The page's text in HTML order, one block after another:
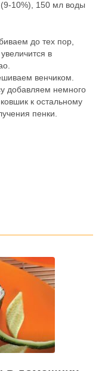
10%), 150 мл воды
до тех пор,
в
венчиком.
добавляем немного
к остальному
пенки.